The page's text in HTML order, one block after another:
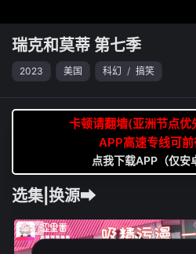
瑞克和莫蒂 第七季
2023 美国 科幻 / 搞笑
卡顿请翻墙(亚洲节点优
APP高速专线可
点我下载APP（仅安
选集|换源➡